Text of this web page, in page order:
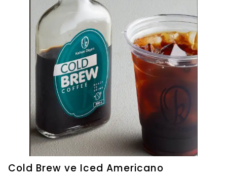
Cold Brew ve Iced Americano